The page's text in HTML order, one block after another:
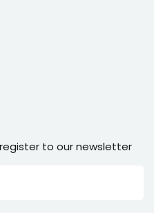
to our newsletter